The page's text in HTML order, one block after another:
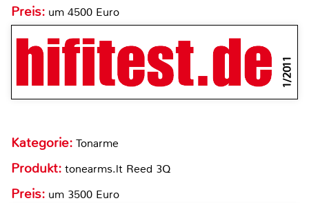
Preis: um 4500 Euro
1/2011
Kategorie: Tonarme
Produkt: tonearms.lt Reed 3Q
Preis: um 3500 Euro